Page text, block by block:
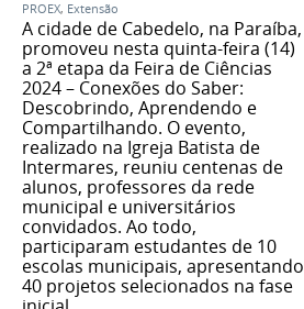
PROEX, Extensão
A cidade de Cabedelo, na Paraíba,
promoveu nesta quinta-feira (14)
a 2ª etapa da Feira de Ciências
2024 – Conexões do Saber:
Descobrindo, Aprendendo e
Compartilhando. O evento,
realizado na Igreja Batista de
Intermares, reuniu centenas de
alunos, professores da rede
municipal e universitários
convidados. Ao todo,
participaram estudantes de 10
escolas municipais, apresentando
40 projetos selecionados na fase